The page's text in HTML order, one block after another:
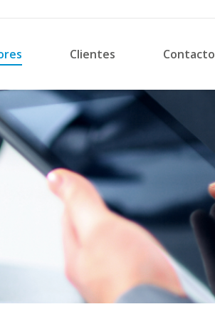
Clientes Contacto